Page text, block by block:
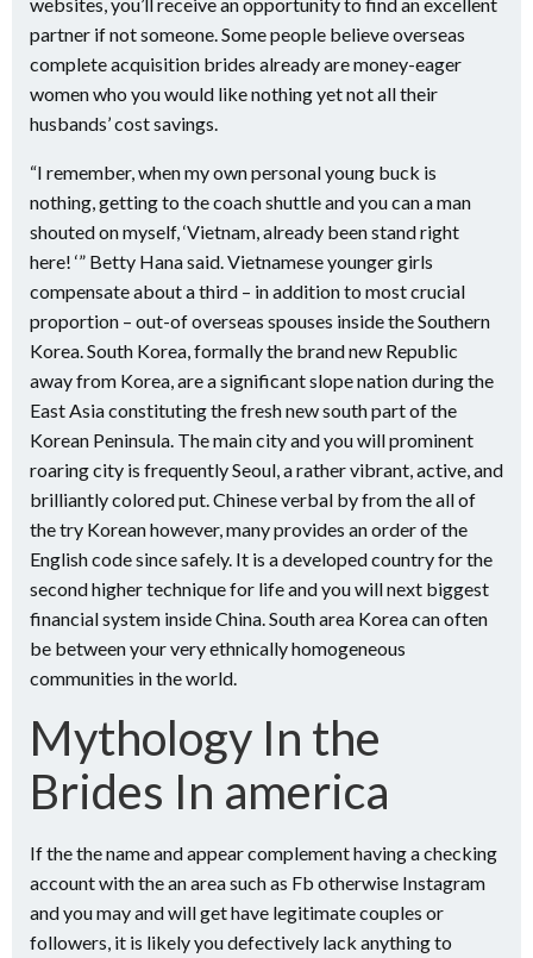
partner if not someone. Some people believe overseas
complete acquisition brides already are money-eager
women who you would like nothing yet not all their
husbands’ cost savings.
“I remember, when my own personal young buck is
nothing, getting to the coach shuttle and you can a man
shouted on myself, ‘Vietnam, already been stand right
here! ‘” Betty Hana said. Vietnamese younger girls
compensate about a third – in addition to most crucial
proportion – out-of overseas spouses inside the Southern
Korea. South Korea, formally the brand new Republic
away from Korea, are a significant slope nation during the
East Asia constituting the fresh new south part of the
Korean Peninsula. The main city and you will prominent
roaring city is frequently Seoul, a rather vibrant, active, and
brilliantly colored put. Chinese verbal by from the all of
the try Korean however, many provides an order of the
English code since safely. It is a developed country for the
second higher technique for life and you will next biggest
financial system inside China. South area Korea can often
be between your very ethnically homogeneous
communities in the world.
Mythology In the
Brides In america
If the the name and appear complement having a checking
account with the an area such as Fb otherwise Instagram
and you may and will get have legitimate couples or
followers, it is likely you defectively lack anything to